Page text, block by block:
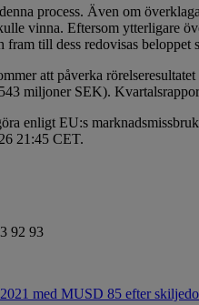
process. Även om
vinna. Eftersom ytterligare
till dess redovisas beloppet
att påverka
miljoner SEK).
enligt EU:s
21:45 CET.
92 93
med MUSD 85 efter